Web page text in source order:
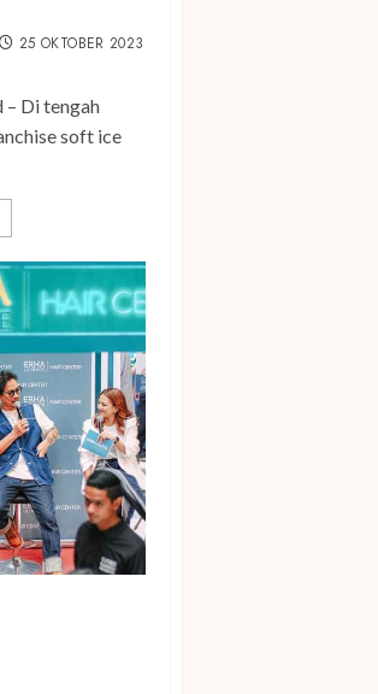
25 OKTOBER 2023
Di tengah
soft ice